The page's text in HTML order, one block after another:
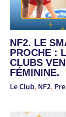
NF2. LE
PROCHE :
CLUBS
FÉMININE.
Le Club, NF2,